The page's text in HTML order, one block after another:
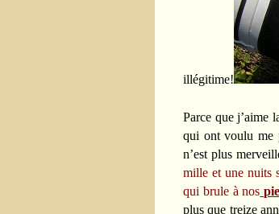
illégitime!
Parce que j’aime
qui ont voulu me
n’est plus
mille et une nuits
qui brule à nos
plus que treize